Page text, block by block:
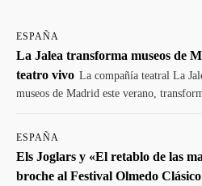
ESPAÑA
La Jalea transforma museos de
teatro vivo La compañía teatral La
museos de Madrid este verano,
ESPAÑA
Els Joglars y «El retablo de las
broche al Festival Olmedo Clásico